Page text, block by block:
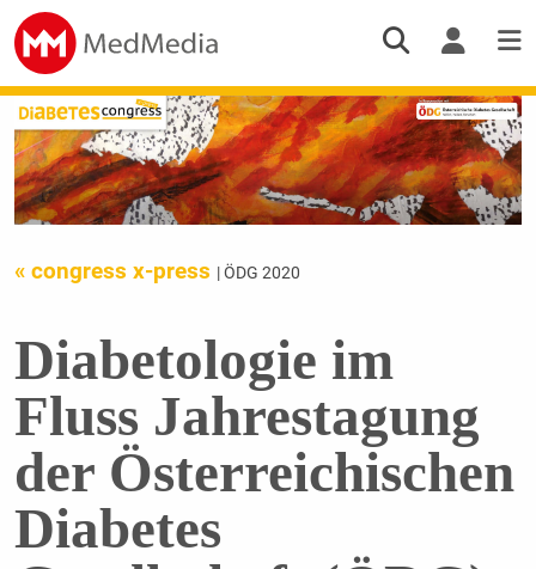
« congress x-press | ÖDG 2020
Diabetologie im
Fluss Jahrestagung
der Österreichischen
Diabetes